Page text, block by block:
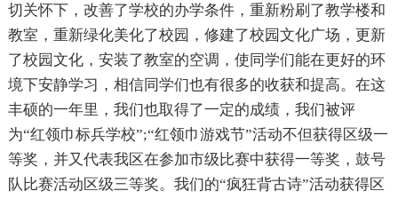
切关怀下，改善了学校的办学条件，重新粉刷了教学楼和
教室，重新绿化美化了校园，修建了校园文化广场，更新
了校园文化，安装了教室的空调，使同学们能在更好的环
境下安静学习，相信同学们也有很多的收获和提高。在这
丰硕的一年里，我们也取得了一定的成绩，我们被评
为“红领巾标兵学校”;“红领巾游戏节”活动不但获得区级一
等奖，并又代表我区在参加市级比赛中获得一等奖，鼓号
队比赛活动区级三等奖。我们的“疯狂背古诗”活动获得区